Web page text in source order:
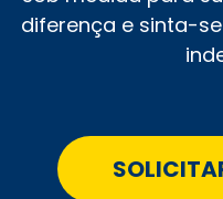
diferença e sinta-